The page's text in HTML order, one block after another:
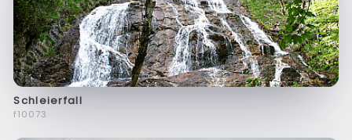
Schleierfall
f10073